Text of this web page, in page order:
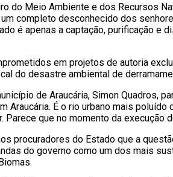
do Meio Ambiente e dos Recursos
um completo desconhecido dos
é apenas a captação, purificação e
em projetos de autoria
do desastre ambiental de
de Araucária, Simon Quadros,
Araucária. É o rio urbano mais
Parece que no momento da
procuradores do Estado que a
do governo como um dos mais